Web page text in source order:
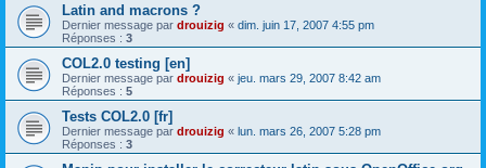
Latin and macrons ?
Dernier message par drouizig « dim. juin 17, 2007 4:55 pm
Réponses : 3
COL2.0 testing [en]
Dernier message par drouizig « jeu. mars 29, 2007 8:42 am
Réponses : 5
Tests COL2.0 [fr]
Dernier message par drouizig « lun. mars 26, 2007 5:28 pm
Réponses : 3